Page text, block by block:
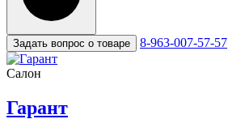
Задать вопрос о товаре 8-963-007-57-57
Салон
Гарант